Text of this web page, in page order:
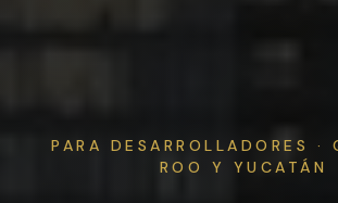
PARA DESARROLLADORES ·
ROO Y YUCATÁN